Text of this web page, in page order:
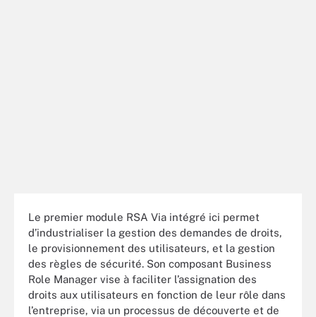
Le premier module RSA Via intégré ici permet
d’industrialiser la gestion des demandes de droits,
le provisionnement des utilisateurs, et la gestion
des règles de sécurité. Son composant Business
Role Manager vise à faciliter l’assignation des
droits aux utilisateurs en fonction de leur rôle dans
l’entreprise, via un processus de découverte et de